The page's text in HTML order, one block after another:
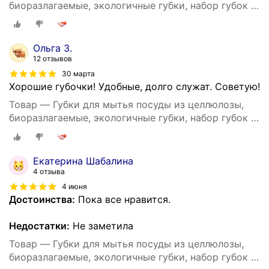
биоразлагаемые, экологичные губки, набор губок 4
шт. 8,5 см х 6,5 см, Home Oasis
Ольга З.
12 отзывов
30 марта
Хорошие губочки! Удобные, долго служат. Советую!
Товар — Губки для мытья посуды из целлюлозы,
биоразлагаемые, экологичные губки, набор губок 4
шт. 8,5 см х 6,5 см, Home Oasis
Екатерина Шабалина
4 отзыва
4 июня
Достоинства: Пока все нравится.
Недостатки: Не заметила
Товар — Губки для мытья посуды из целлюлозы,
биоразлагаемые, экологичные губки, набор губок 4